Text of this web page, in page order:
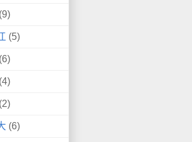
(9)
(5)
(6)
(4)
(2)
(6)